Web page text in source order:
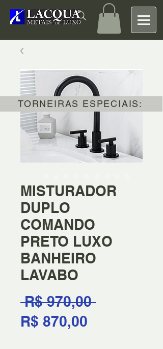
MISTURADOR
DUPLO
COMANDO
PRETO LUXO
BANHEIRO
LAVABO
R$ 970,00 Preço
R$ 870,00
TORNEIRAS ESPECIAIS: